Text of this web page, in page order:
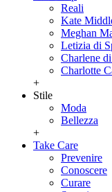
Reali
Kate
Meghan
Letizia di
Charlene
Charlotte
+
Stile
Moda
Bellezza
+
Take Care
Prevenire
Conoscere
Curare